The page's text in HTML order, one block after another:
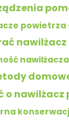
o nawilżacz